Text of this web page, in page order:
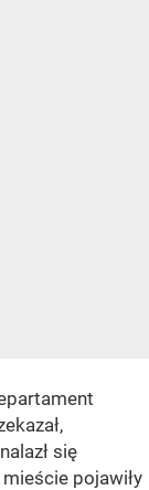
się
pojawiły